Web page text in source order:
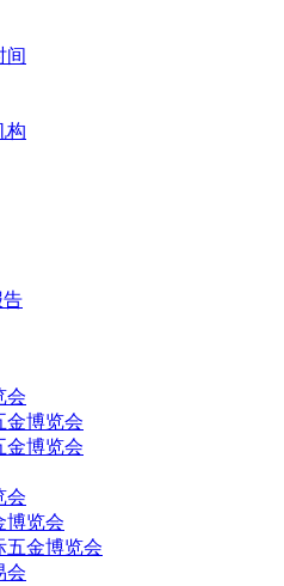
间
构
告
会
金博览会
金博览会
会
博览会
五金博览会
会